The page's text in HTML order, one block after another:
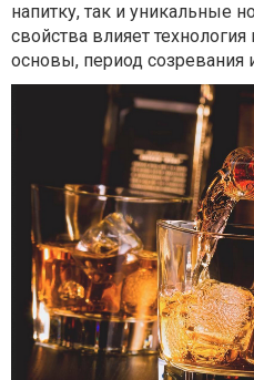
напитку, так и уникальные
свойства влияет
основы, период созревания